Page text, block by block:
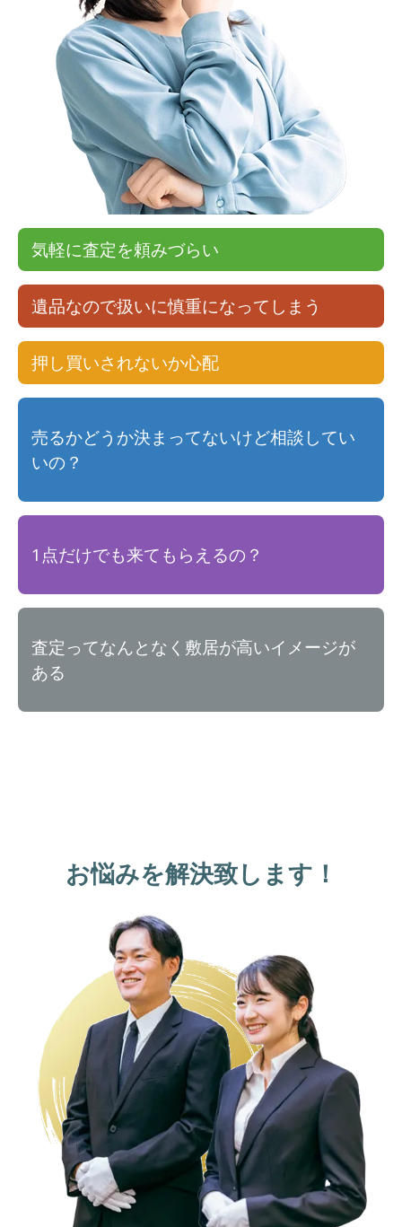
気軽に査定を頼みづらい
遺品なので扱いに慎重になってしまう
押し買いされないか心配
売るかどうか決まってないけど相談してい
いの？
1点だけでも来てもらえるの？
査定ってなんとなく敷居が高いイメージが
ある
お悩みを解決致します！